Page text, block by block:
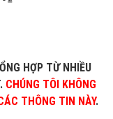
HỢP TỪ NHIỀU
CHÚNG TÔI KHÔNG
THÔNG TIN NÀY.